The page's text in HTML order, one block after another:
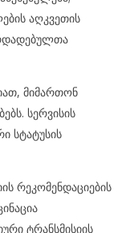
აღკვეთის
მიმართონ
სერვისის
სტატუსის
რეკომენდაციების
ტრანსმისიის